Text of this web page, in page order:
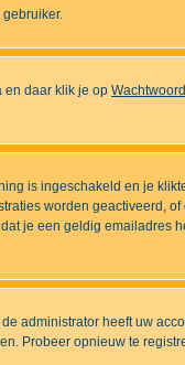
en daar klik je op
is ingeschakeld en je
worden geactiveerd,
je een geldig emailadres
administrator heeft uw
Probeer opnieuw te